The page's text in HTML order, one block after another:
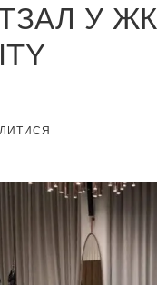
У ЖК